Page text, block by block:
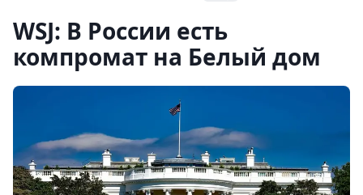
WSJ: В России есть
компромат на Белый дом